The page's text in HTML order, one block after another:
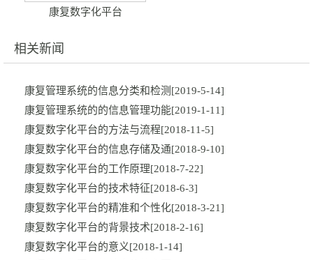
康复数字化平台
相关新闻
康复管理系统的信息分类和检测 [2019-5-14]
康复管理系统的的信息管理功能[2019-1-11]
康复数字化平台的方法与流程[2018-11-5]
康复数字化平台的信息存储及通[2018-9-10]
康复数字化平台的工作原理[2018-7-22]
康复数字化平台的技术特征[2018-6-3]
康复数字化平台的精准和个性化[2018-3-21]
康复数字化平台的背景技术[2018-2-16]
康复数字化平台的意义[2018-1-14]